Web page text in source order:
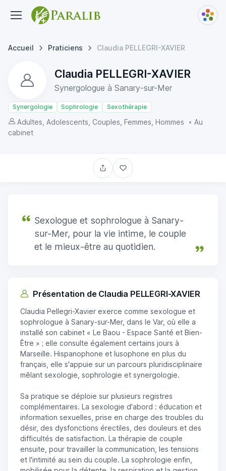
Accueil Praticiens Claudia PELLEGRI-XAVIER
Claudia PELLEGRI-XAVIER
Synergologue à Sanary-sur-Mer
Synergologie Sophrologie Sexothérapie
Adultes, Adolescents, Couples, Femmes, Hommes • Au
cabinet
Sexologue et sophrologue à Sanary-
sur-Mer, pour la vie intime, le couple
et le mieux-être au quotidien.
Présentation de Claudia PELLEGRI-XAVIER
Claudia Pellegri-Xavier exerce comme sexologue et
sophrologue à Sanary-sur-Mer, dans le Var, où elle a
installé son cabinet « Le Baou - Espace Santé et Bien-
Être » ; elle consulte également certains jours à
Marseille. Hispanophone et lusophone en plus du
français, elle s'appuie sur un parcours pluridisciplinaire
mêlant sexologie, sophrologie et synergologie.
Sa pratique se déploie sur plusieurs registres
complémentaires. La sexologie d'abord : éducation et
information sexuelles, prise en charge des troubles du
désir, des dysfonctions érectiles, des douleurs et des
difficultés de satisfaction. La thérapie de couple
ensuite, pour travailler la communication, les tensions
et l'intimité au sein du couple. La sophrologie enfin,